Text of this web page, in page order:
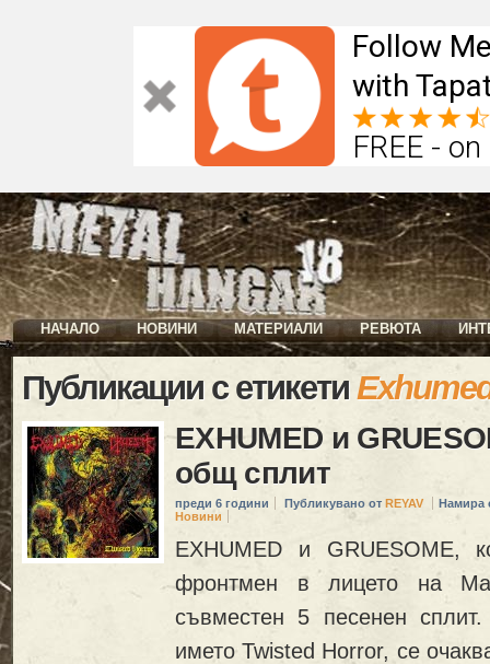
Follow
with
FREE -
НАЧАЛО НОВИНИ МАТЕРИАЛИ РЕВЮТА
Публикации с етикети
EXHUMED и
общ сплит
преди 6 години Публикувано от REYAV
Намира
Новини
EXHUMED и GRUESOME,
фронтмен в лицето на
съвместен 5 песенен
името Twisted Horror, се